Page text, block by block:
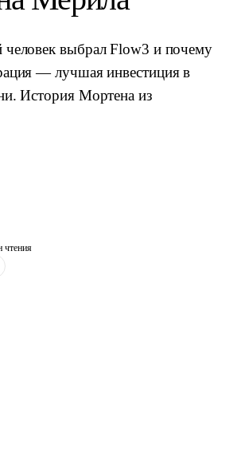
человек выбрал Flow3 и почему
— лучшая инвестиция в
История Мортена из
чтения